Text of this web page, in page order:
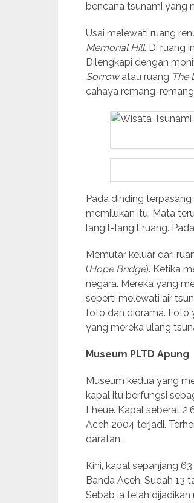
bencana tsunami yang
Usai melewati ruang
Memorial Hill. Di ruang
Dilengkapi dengan
Sorrowatau ruang The
cahaya remang-
Pada dinding
memilukan itu. Mata
langit-langit ruang.
Memutar keluar dari
(Hope Bridge). Ketika
negara. Mereka yang
seperti melewati air
foto dan diorama. Foto
yang mereka ulang
Museum PLTD Apung
Museum kedua yang
kapal itu berfungsi
Lheue. Kapal seberat
Aceh 2004 terjadi.
daratan.
Kini, kapal sepanjang
Banda Aceh. Sudah 13
Sebab ia telah